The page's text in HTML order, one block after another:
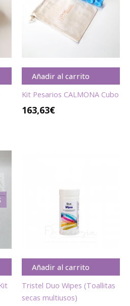
Añadir al carrito
Kit Pesarios CALMONA Cubo
163,63€
Añadir al carrito
Tristel Duo Wipes (Toallitas
secas multiusos)